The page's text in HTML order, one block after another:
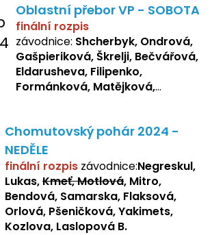
Oblastní přebor VP - SOBOTA
finální rozpis
závodnice: Shcherbyk, Ondrová,
Gašpieriková, Škrelji, Bečvářová,
Eldarusheva, Filipenko,
Formánková, Matějková,
Sochorová, Repetska, Lukas,
Negreskul, Mitro
Chomutovský pohár 2024 -
NEDĚLE
finální rozpis závodnice:Negreskul,
Lukas,Kmeť, Motlová, Mitro,
Bendová, Samarska, Flaksová,
Orlová, Pšeničková, Yakimets,
Kozlova, Laslopová B.